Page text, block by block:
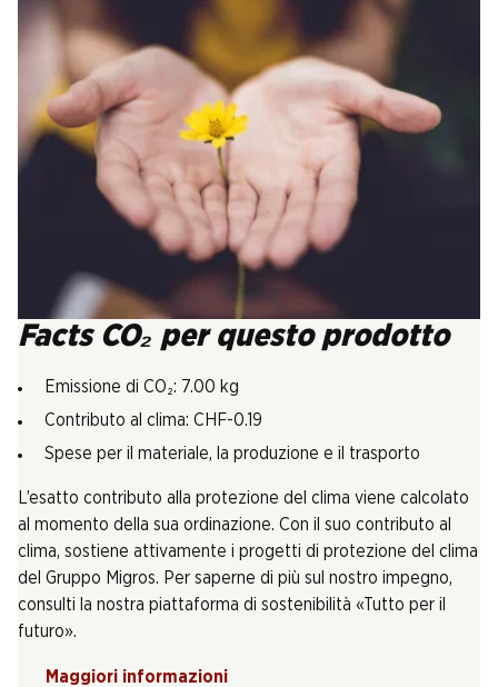
Facts CO₂ per questo prodotto
Emissione di CO₂: 7.00 kg
Contributo al clima: CHF-0.19
Spese per il materiale, la produzione e il trasporto
L’esatto contributo alla protezione del clima viene calcolato
al momento della sua ordinazione. Con il suo contributo al
clima, sostiene attivamente i progetti di protezione del clima
del Gruppo Migros. Per saperne di più sul nostro impegno,
consulti la nostra piattaforma di sostenibilità «Tutto per il
futuro».
Maggiori informazioni